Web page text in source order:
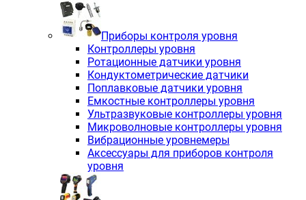
Приборы контроля уровня
Контроллеры уровня
Ротационные датчики уровня
Кондуктометрические датчики
Поплавковые датчики уровня
Емкостные контроллеры уровня
Ультразвуковые контроллеры уровня
Микроволновые контроллеры уровня
Вибрационные уровнемеры
Аксессуары для приборов контроля
уровня